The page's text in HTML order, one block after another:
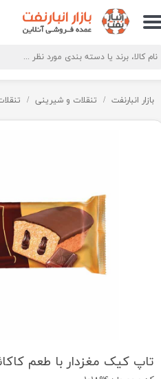
حساب کاربری من
تغییر گذر واژه
سفارشات
خروج از حساب کاربری
بازار انبارنفت تنقلات و شیرینی
تاپ کیک مغزدار با طعم کاکائو